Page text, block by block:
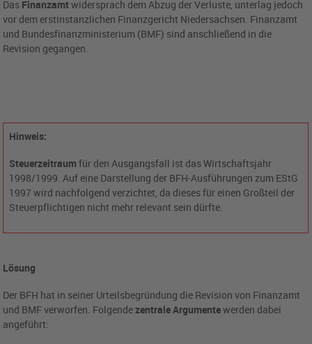
Das Finanzamtwidersprach dem Abzug der Verluste, unterlag jedoch
vor dem erstinstanzlichen Finanzgericht Niedersachsen. Finanzamt
und Bundesfinanzministerium (BMF) sind anschließend in die
Revision gegangen.
Hinweis:
Steuerzeitraum für den Ausgangsfall ist das Wirtschaftsjahr
1998/1999. Auf eine Darstellung der BFH-Ausführungen zum EStG
1997 wird nachfolgend verzichtet, da dieses für einen Großteil der
Steuerpflichtigen nicht mehr relevant sein dürfte.
Lösung
Der BFH hat in seiner Urteilsbegründung die Revision von Finanzamt
und BMF verworfen. Folgendezentrale Argumentewerden dabei
angeführt: